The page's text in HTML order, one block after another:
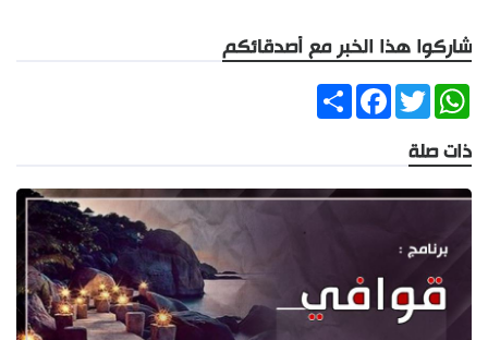
شاركوا هذا الخبر مع أصدقائكم
ShareFacebookTwitter
WhatsApp
ذات صلة